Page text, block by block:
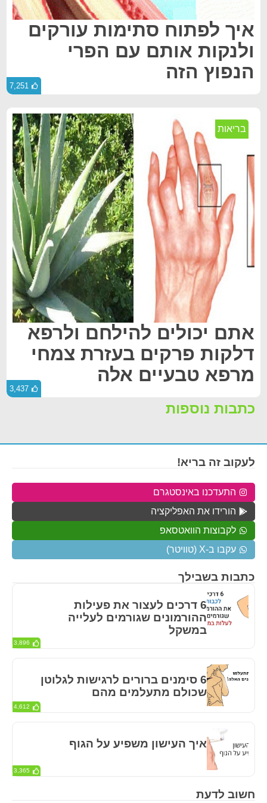
איך לפתוח סתימות עורקים
ולנקות אותם עם הפרי
הנפוץ הזה
7,251
בריאות
אתם יכולים להילחם ולרפא
דלקות פרקים בעזרת צמחי
מרפא טבעיים אלה
3,437
כתבות נוספות
חשוב לדעת
כתבות בשבילך
6 דרכים לעצור את פעילות
ההורמונים שגורמים לעלייה
במשקל
3,896
6 סימנים ברורים לרגישות לגלוטן
שכולם מתעלמים מהם
4,612
איך העישון משפיע על הגוף
3,365
לעקוב זה בריא!
התעדכנו באינסטגרם
הורידו את האפליקציה
לקבוצות הוואטסאפ
עקבו ב-X (טוויטר)